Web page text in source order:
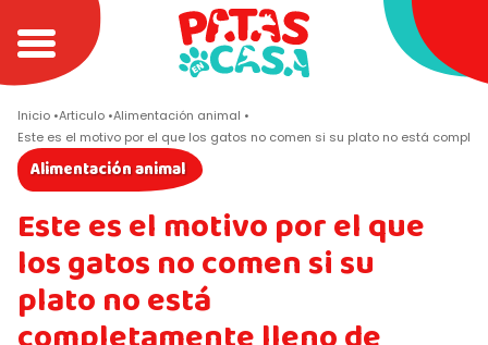
Inicio Articulo Alimentación animal
Este es el motivo por el que los gatos no comen si su plato no está
Alimentación animal
Este es el motivo por el que
los gatos no comen si su
plato no está